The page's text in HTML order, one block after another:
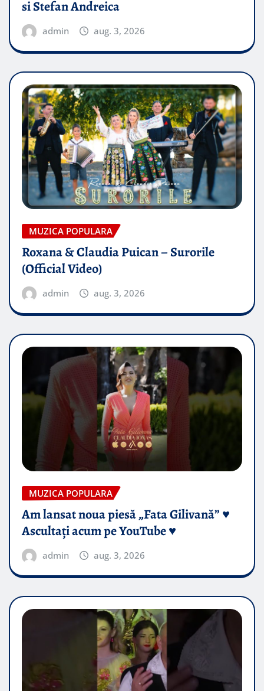
si Stefan Andreica
admin aug. 3, 2026
MUZICA POPULARA
Roxana & Claudia Puican – Surorile
(Official Video)
admin aug. 3, 2026
MUZICA POPULARA
Am lansat noua piesă „Fata Gilivană” ♥️
Ascultați acum pe YouTube ♥️
admin aug. 3, 2026